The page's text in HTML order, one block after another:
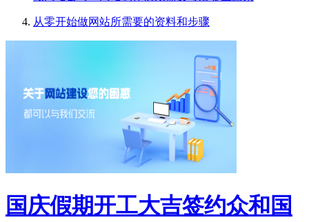
从零开始做网站所需要的资料和步骤
国庆假期开工大吉签约众和国